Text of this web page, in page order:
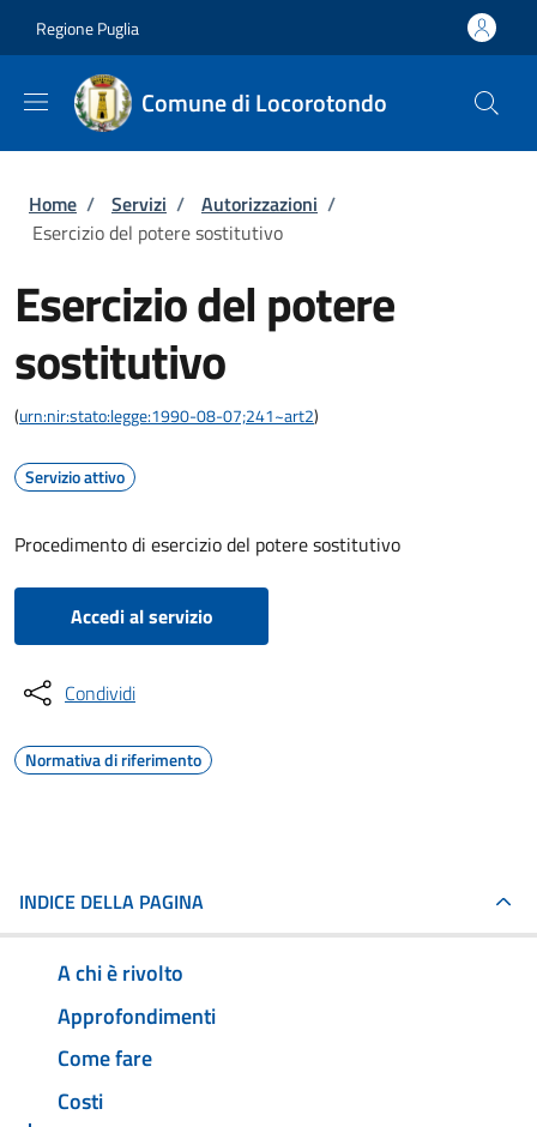
Regione Puglia
Comune di Locorotondo
Briciole di pane
Home / Servizi / Autorizzazioni /
Esercizio del potere sostitutivo
Esercizio del potere
sostitutivo
(urn:nir:stato:legge:1990-08-07;241~art2)
Servizio attivo
Procedimento di esercizio del potere sostitutivo
Accedi al servizio
Condividi
Normativa di riferimento
INDICE DELLA PAGINA
A chi è rivolto
Approfondimenti
Come fare
Costi